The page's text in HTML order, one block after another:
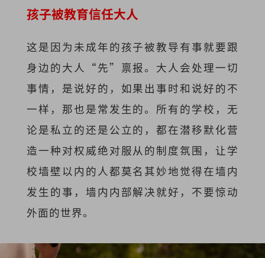
孩子被教育信任大人
这是因为未成年的孩子被教导有事就要跟
身边的大人“先”禀报。大人会处理一切
事情，是说好的，如果出事时和说好的不
一样，那也是常发生的。所有的学校，无
论是私立的还是公立的，都在潜移默化营
造一种对权威绝对服从的制度氛围，让学
校墙壁以内的人都莫名其妙地觉得在墙内
发生的事，墙内内部解决就好，不要惊动
外面的世界。